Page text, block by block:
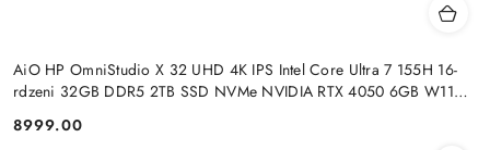
AiO HP OmniStudio X 32 UHD 4K IPS Intel Core Ultra 7 155H 16-
rdzeni 32GB DDR5 2TB SSD NVMe NVIDIA RTX 4050 6GB W11
Cena:
8999.00